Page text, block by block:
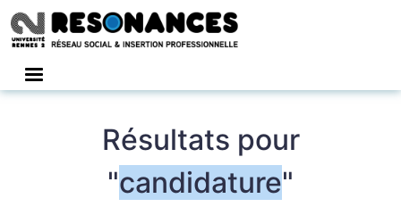
Résultats pour
"candidature"